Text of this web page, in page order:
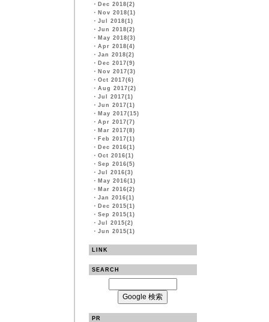
・ Dec 2018(2)
・ Nov 2018(1)
・ Jul 2018(1)
・ Jun 2018(2)
・ May 2018(3)
・ Apr 2018(4)
・ Jan 2018(2)
・ Dec 2017(9)
・ Nov 2017(3)
・ Oct 2017(6)
・ Aug 2017(2)
・ Jul 2017(1)
・ Jun 2017(1)
・ May 2017(15)
・ Apr 2017(7)
・ Mar 2017(8)
・ Feb 2017(1)
・ Dec 2016(1)
・ Oct 2016(1)
・ Sep 2016(5)
・ Jul 2016(3)
・ May 2016(1)
・ Mar 2016(2)
・ Jan 2016(1)
・ Dec 2015(1)
・ Sep 2015(1)
・ Jul 2015(2)
・ Jun 2015(1)
LINK
SEARCH
PR